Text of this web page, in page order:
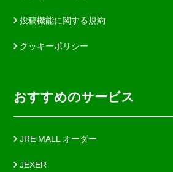
投稿機能に関する規約
クッキーポリシー
おすすめのサービス
JRE MALL オーダー
JEXER